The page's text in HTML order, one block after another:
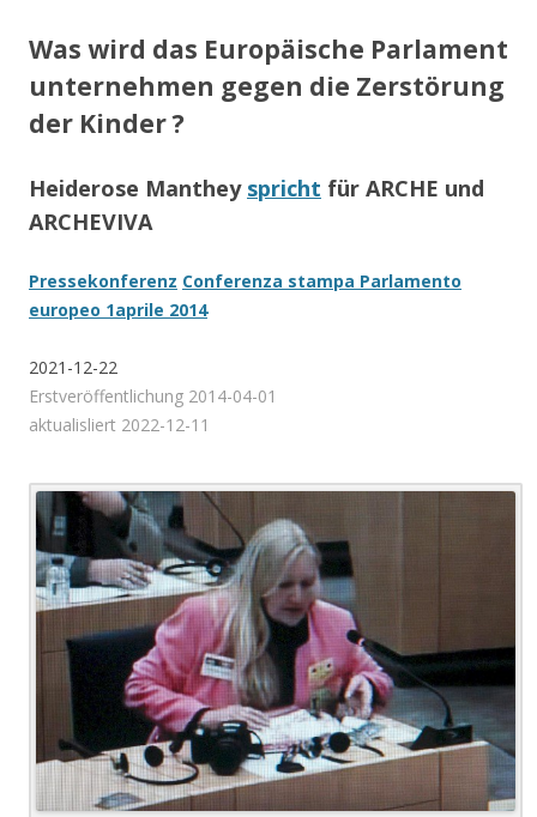
Was wird das Europäische Parlament
unternehmen gegen die Zerstörung
der Kinder ?
Heiderose Manthey spricht für ARCHE und
ARCHEVIVA
Pressekonferenz Conferenza stampa Parlamento
europeo 1aprile 2014
2021-12-22
Erstveröffentlichung 2014-04-01
aktualisliert 2022-12-11